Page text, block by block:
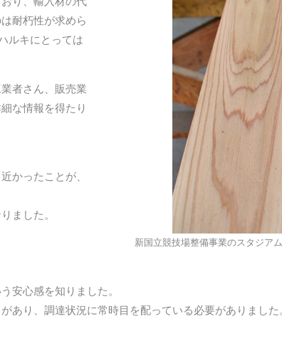
耐朽性が求めら
ルキにとっては
者さん、販売業
な情報を得たり
かったことが、
ました。
新国立競技場整備事業のスタジア
安心感を知りました。
り、調達状況に常時目を配っている必要がありまし